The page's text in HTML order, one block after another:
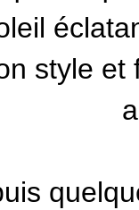
style